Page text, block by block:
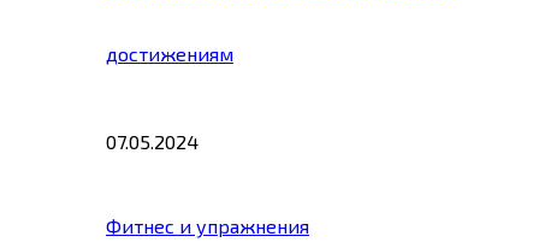
достижениям
07.05.2024
Фитнес и упражнения